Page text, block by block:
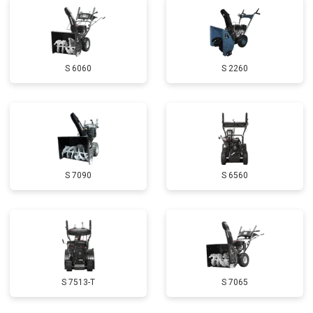
Замена маховика от 3050 ₽ Заказать
Замена шины на колесном диске от 2000 ₽
Ремонт электропроводки от 3150 ₽ Заказать
Полное ТО от 4900 ₽
Ремонт привода от 3250 ₽
Замена свечей зажигания от 1820 ₽ Заказать
Демонтаж-монтаж двигателя от 6400 ₽
Ремонт сцепления от 3800 ₽ Заказать
S 6060 S 2260
S 7090 S 6560
S 7513-T S 7065